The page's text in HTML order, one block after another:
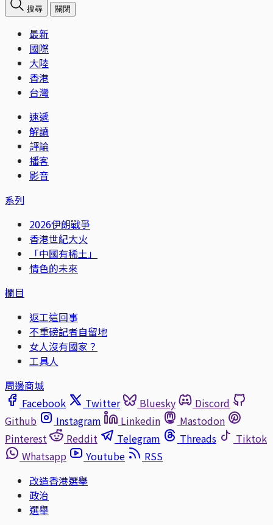
搜尋 關閉
最新
國際
大陸
香港
台灣
速遞
解讀
評論
播客
影音
系列
2026伊朗戰爭
香港世紀大火
「中國有稀土」
情色的未來
欄目
返工這回事
不重磅記者自留地
女人沒有國家？
工具人
周邊商城
Facebook
Twitter Bluesky
Discord
Github
Instagram Linkedin
Mastodon
Pinterest
Reddit Telegram Threads
Tiktok
Whatsapp
Youtube
RSS
改造香港選舉
政治
選舉